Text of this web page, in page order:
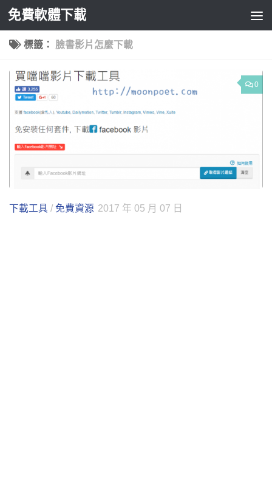
Skip to content
免費軟體下載
標籤： 臉書影片怎麼下載
0
下載工具 / 免費資源 2017 年 05 月 07 日